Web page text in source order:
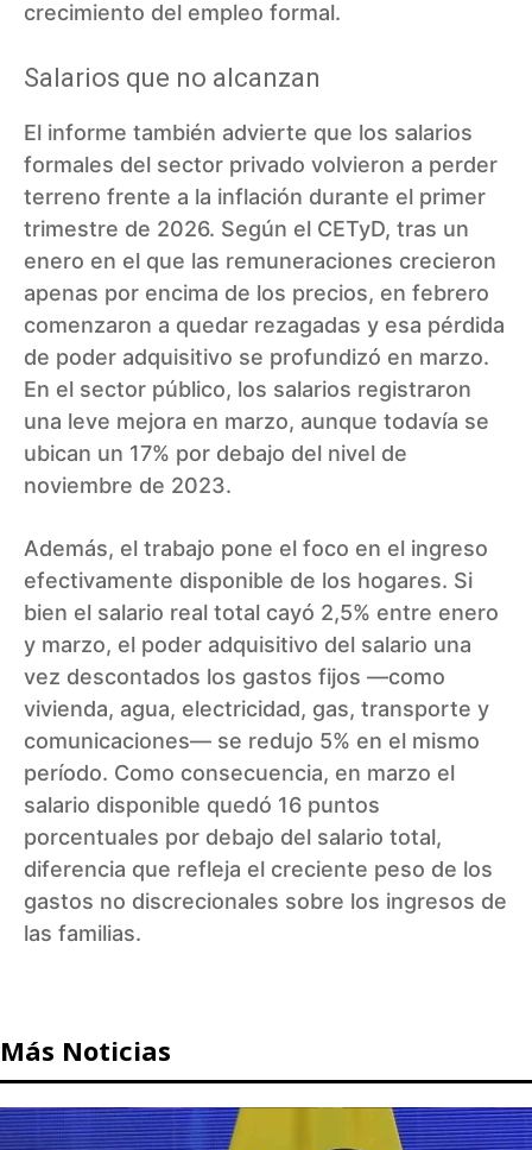
crecimiento del empleo formal.
Salarios que no alcanzan
El informe también advierte que los salarios
formales del sector privado volvieron a perder
terreno frente a la inflación durante el primer
trimestre de 2026. Según el CETyD, tras un
enero en el que las remuneraciones crecieron
apenas por encima de los precios, en febrero
comenzaron a quedar rezagadas y esa pérdida
de poder adquisitivo se profundizó en marzo.
En el sector público, los salarios registraron
una leve mejora en marzo, aunque todavía se
ubican un 17% por debajo del nivel de
noviembre de 2023.
Además, el trabajo pone el foco en el ingreso
efectivamente disponible de los hogares. Si
bien el salario real total cayó 2,5% entre enero
y marzo, el poder adquisitivo del salario una
vez descontados los gastos fijos —como
vivienda, agua, electricidad, gas, transporte y
comunicaciones— se redujo 5% en el mismo
período. Como consecuencia, en marzo el
salario disponible quedó 16 puntos
porcentuales por debajo del salario total,
diferencia que refleja el creciente peso de los
gastos no discrecionales sobre los ingresos de
las familias.
Más Noticias